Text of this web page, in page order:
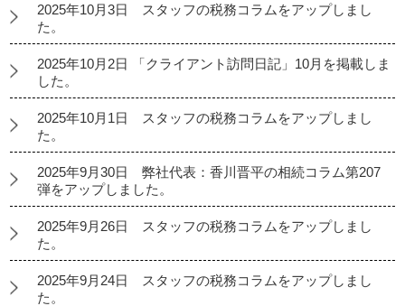
2025年10月3日 スタッフの税務コラムをアップしまし
た。
2025年10月2日 「クライアント訪問日記」10月を掲載しま
した。
2025年10月1日 スタッフの税務コラムをアップしまし
た。
2025年9月30日 弊社代表：香川晋平の相続コラム第207
弾をアップしました。
2025年9月26日 スタッフの税務コラムをアップしまし
た。
2025年9月24日 スタッフの税務コラムをアップしまし
た。